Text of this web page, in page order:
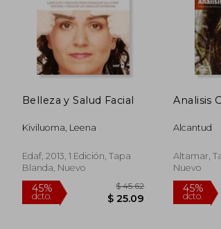
Belleza y Salud Facial
Kiviluoma, Leena
Edaf, 2013, 1 Edición, Tapa
Blanda, Nuevo
Analisis
Alcantud
Altamar,
Nuevo